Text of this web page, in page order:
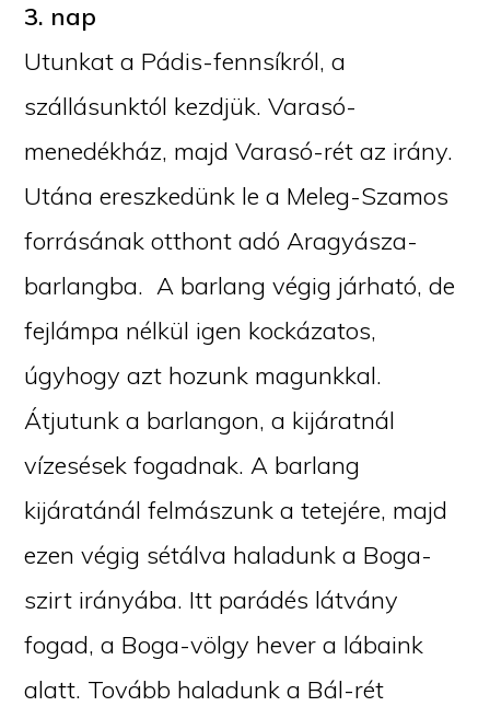
3. nap
Utunkat a Pádis-fennsíkról, a
szállásunktól kezdjük. Varasó-
menedékház, majd Varasó-rét az irány.
Utána ereszkedünk le a Meleg-Szamos
forrásának otthont adó Aragyásza-
barlangba. A barlang végig járható, de
fejlámpa nélkül igen kockázatos,
úgyhogy azt hozunk magunkkal.
Átjutunk a barlangon, a kijáratnál
vízesések fogadnak. A barlang
kijáratánál felmászunk a tetejére, majd
ezen végig sétálva haladunk a Boga-
szirt irányába. Itt parádés látvány
fogad, a Boga-völgy hever a lábaink
alatt. Tovább haladunk a Bál-rét